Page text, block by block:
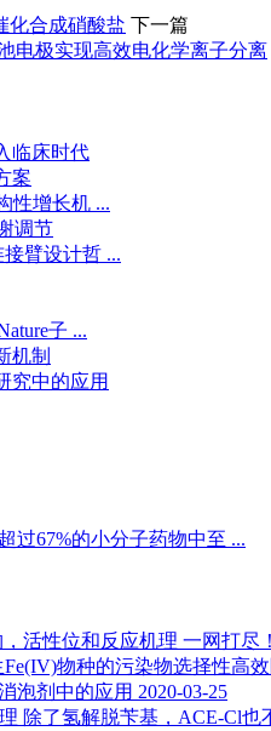
化合成硝酸盐 下一篇
电极实现高效电化学离子分离
临床时代
案
性增长机 ...
调节
臂设计哲 ...
子 ...
机制
究中的应用
过67%的小分子药物中至 ...
一网打尽
泡剂中的应用 2020-03-25
除了氢解脱苄基，ACE-Cl也